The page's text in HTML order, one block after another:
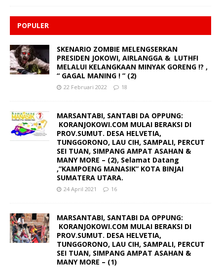
POPULER
SKENARIO ZOMBIE MELENGSERKAN
PRESIDEN JOKOWI, AIRLANGGA & LUTHFI
MELALUI KELANGKAAN MINYAK GORENG !? ,
“ GAGAL MANING ! ” (2)
22 Februari 2022 18
MARSANTABI, SANTABI DA OPPUNG:
KORANJOKOWI.COM MULAI BERAKSI DI
PROV.SUMUT. DESA HELVETIA,
TUNGGORONO, LAU CIH, SAMPALI, PERCUT
SEI TUAN, SIMPANG AMPAT ASAHAN &
MANY MORE – (2), Selamat Datang
,”KAMPOENG MANASIK” KOTA BINJAI
SUMATERA UTARA.
24 April 2021 16
MARSANTABI, SANTABI DA OPPUNG:
KORANJOKOWI.COM MULAI BERAKSI DI
PROV.SUMUT. DESA HELVETIA,
TUNGGORONO, LAU CIH, SAMPALI, PERCUT
SEI TUAN, SIMPANG AMPAT ASAHAN &
MANY MORE – (1)